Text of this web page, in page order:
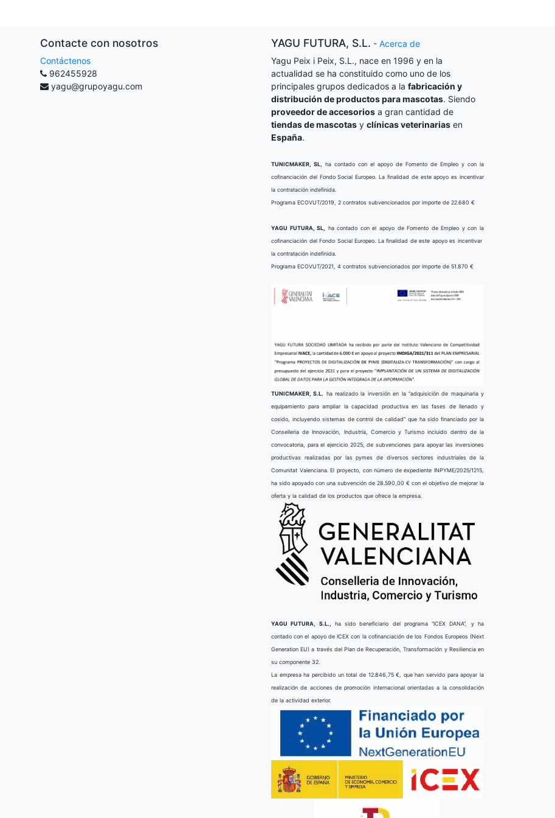
Contacte con nosotros
Contáctenos
962455928
yagu@grupoyagu.com
YAGU FUTURA, S.L. - Acerca de
Yagu Peix i Peix, S.L., nace en 1996 y en la
actualidad se ha constituido como uno de los
principales grupos dedicados a la fabricación y
distribución de productos para mascotas. Siendo
proveedor de accesorios a gran cantidad de
tiendas de mascotas y clínicas veterinarias en
España.
TUNICMAKER, SL,
ha contado con el apoyo de Fomento de Empleo y con la
cofinanciación del Fondo Social Europeo. La finalidad de este apoyo es incentivar
la contratación indefinida.
Programa ECOVUT/2019, 2 contratos subvencionados por importe de 22.680 €
YAGU FUTURA, SL,
ha contado con el apoyo de Fomento de Empleo y con la
cofinanciación del Fondo Social Europeo. La finalidad de este apoyo es incentivar
la contratación indefinida.
Programa ECOVUT/2021, 4 contratos subvencionados por importe de 51.870 €
TUNICMAKER, S.L. ha realizado la inversión en la “adquisición de maquinaria y
equipamiento para ampliar la capacidad productiva en las fases de llenado y
cosido, incluyendo sistemas de control de calidad” que ha sido financiado por la
Conselleria de Innovación, Industria, Comercio y Turismo incluido dentro de la
convocatoria, para el ejercicio 2025, de subvenciones para apoyar las inversiones
productivas realizadas por las pymes de diversos sectores industriales de la
Comunitat Valenciana. El proyecto, con número de expediente INPYME/2025/1215,
ha sido apoyado con una subvención de 28.590,00 € con el objetivo de mejorar la
oferta y la calidad de los productos que ofrece la empresa.
YAGU FUTURA, S.L.,
ha sido beneficiario del programa “ICEX DANA”, y ha
contado con el apoyo de ICEX con la cofinanciación de los Fondos Europeos (Next
Generation EU) a través del Plan de Recuperación, Transformación y Resiliencia en
su componente 32.
La empresa ha percibido un total de 12.846,75 €, que han servido para apoyar la
realización de acciones de promoción internacional orientadas a la consolidación
de la actividad exterior.